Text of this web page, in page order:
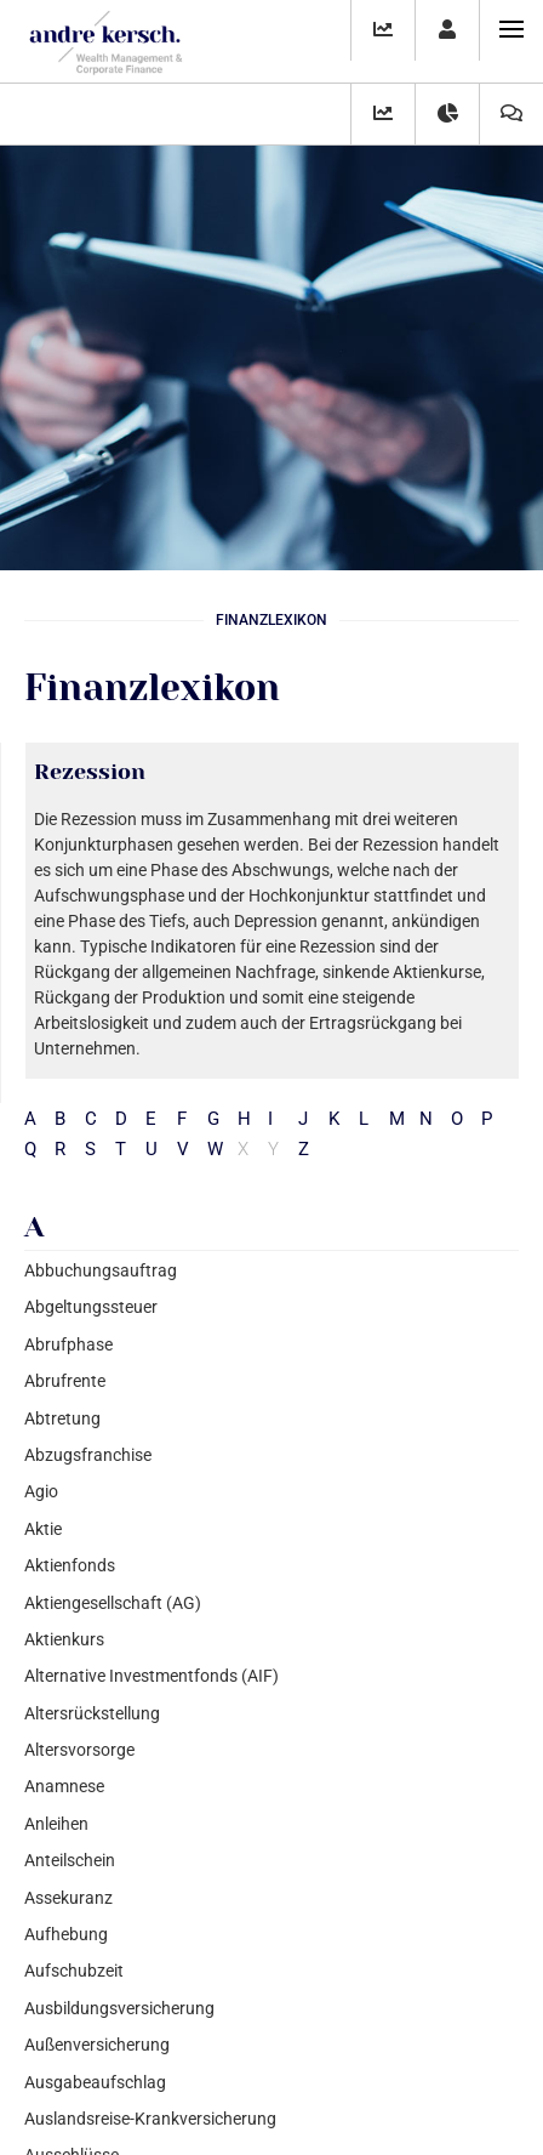
FINANZLEXIKON
Finanzlexikon
A B C D E F G H J K L M N O
P
Q
R S T U V W X Y Z
A
Abbuchungsauftrag
Abgeltungssteuer
Abrufphase
Abrufrente
Abtretung
Abzugsfranchise
Agio
Aktie
Aktienfonds
Aktiengesellschaft (AG)
Aktienkurs
Alternative Investmentfonds (AIF)
Altersrückstellung
Altersvorsorge
Anamnese
Anleihen
Anteilschein
Assekuranz
Aufhebung
Aufschubzeit
Ausbildungsversicherung
Außenversicherung
Ausgabeaufschlag
Auslandsreise-Krankversicherung
Rezession
Die Rezession muss im Zusammenhang mit drei weiteren
Konjunkturphasen gesehen werden. Bei der Rezession handelt
es sich um eine Phase des Abschwungs, welche nach der
Aufschwungsphase und der Hochkonjunktur stattfindet und
eine Phase des Tiefs, auch Depression genannt, ankündigen
kann. Typische Indikatoren für eine Rezession sind der
Rückgang der allgemeinen Nachfrage, sinkende Aktienkurse,
Rückgang der Produktion und somit eine steigende
Arbeitslosigkeit und zudem auch der Ertragsrückgang bei
Unternehmen.